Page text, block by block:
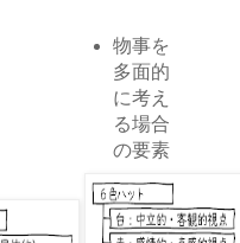
物事を
多面的
に考え
る場合
の要素